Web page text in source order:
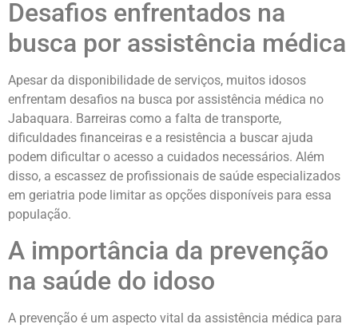
Desafios enfrentados na
busca por assistência médica
Apesar da disponibilidade de serviços, muitos idosos
enfrentam desafios na busca por assistência médica no
Jabaquara. Barreiras como a falta de transporte,
dificuldades financeiras e a resistência a buscar ajuda
podem dificultar o acesso a cuidados necessários. Além
disso, a escassez de profissionais de saúde especializados
em geriatria pode limitar as opções disponíveis para essa
população.
A importância da prevenção
na saúde do idoso
A prevenção é um aspecto vital da assistência médica para